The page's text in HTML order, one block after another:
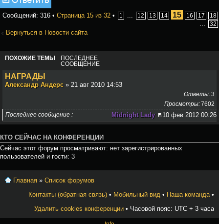
Сообщений: 316 • Страница 15 из 32 • 1 ... 12 13 14 15 16 17 18
... 32
Вернуться в Новости сайта
ПОХОЖИЕ ТЕМЫ
ПОСЛЕДНЕЕ
СООБЩЕНИЕ
НАГРАДЫ
Александр Андерс» 21 авг 2010 14:53
3
Ответы
7602
Просмотры
Последнее сообщение
Midnight Lady 10 фев 2012 00:26
КТО СЕЙЧАС НА КОНФЕРЕНЦИИ
Сейчас этот форум просматривают: нет зарегистрированных
пользователей и гости: 3
Главная » Список форумов
Контакты (обратная связь) • Мобильный вид • Наша команда•
Удалить cookies конференции • Часовой пояс: UTC + 3 часа